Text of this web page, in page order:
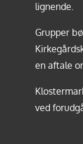
lignende.
Grupper
en aftale
ved